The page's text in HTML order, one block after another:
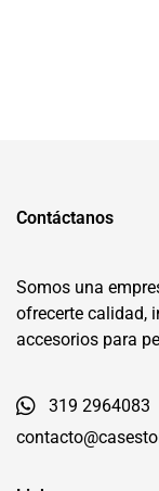
Contáctanos
Somos una
ofrecerte calidad,
accesorios para
319 2964083